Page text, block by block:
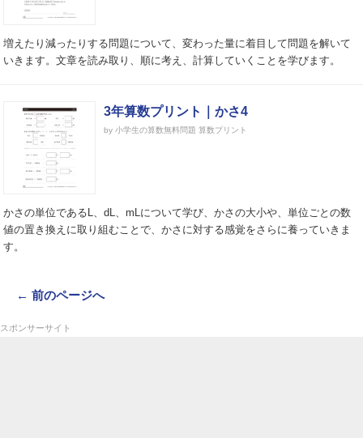
増えたり減ったりする問題について、変わった量に着目して問題を解いて
いきます。文章を読み取り、順に考え、計算していくことを学びます。
3年算数プリント｜かさ4
by 小学生の算数無料問題 算数プリント
かさの単位であるL、dL、mLについて学び、かさの大小や、単位ごとの数
値の置き換えに取り組むことで、かさに対する感覚をさらに養っていきま
す。
← 前のページへ
スポンサーサイト